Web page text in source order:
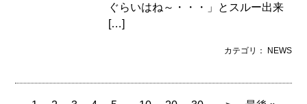
ぐらいはね～・・・」とスルー出来
[…]
カテゴリ： NEWS